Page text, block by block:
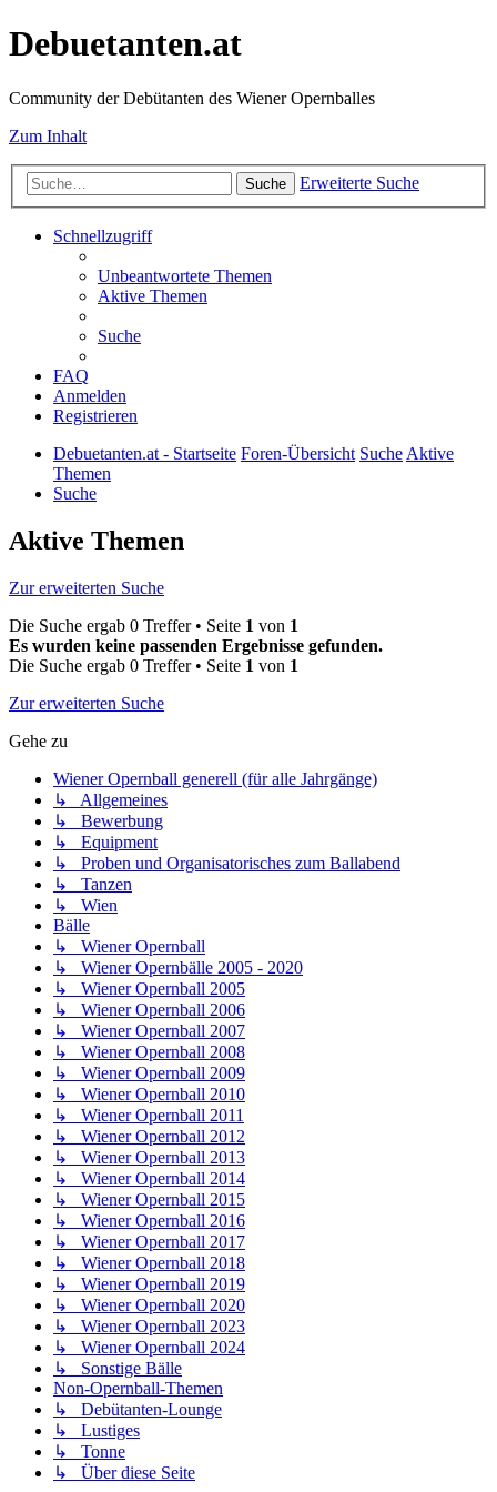
Debuetanten.at
Community der Debütanten des Wiener Opernballes
Zum Inhalt
Suche Erweiterte Suche
Schnellzugriff
Unbeantwortete Themen
Aktive Themen
Suche
FAQ
Anmelden
Registrieren
Debuetanten.at - Startseite Foren-Übersicht SucheAktive
Themen
Suche
Aktive Themen
Zur erweiterten Suche
Die Suche ergab 0 Treffer • Seite 1 von 1
Es wurden keine passenden Ergebnisse gefunden.
Die Suche ergab 0 Treffer • Seite 1 von 1
Zur erweiterten Suche
Gehe zu
Wiener Opernball generell (für alle Jahrgänge)
↳ Allgemeines
↳ Bewerbung
↳ Equipment
↳ Proben und Organisatorisches zum Ballabend
↳ Tanzen
↳ Wien
Bälle
↳ Wiener Opernball
↳ Wiener Opernbälle 2005 - 2020
↳ Wiener Opernball 2005
↳ Wiener Opernball 2006
↳ Wiener Opernball 2007
↳ Wiener Opernball 2008
↳ Wiener Opernball 2009
↳ Wiener Opernball 2010
↳ Wiener Opernball 2011
↳ Wiener Opernball 2012
↳ Wiener Opernball 2013
↳ Wiener Opernball 2014
↳ Wiener Opernball 2015
↳ Wiener Opernball 2016
↳ Wiener Opernball 2017
↳ Wiener Opernball 2018
↳ Wiener Opernball 2019
↳ Wiener Opernball 2020
↳ Wiener Opernball 2023
↳ Wiener Opernball 2024
↳ Sonstige Bälle
Non-Opernball-Themen
↳ Debütanten-Lounge
↳ Lustiges
↳ Tonne
↳ Über diese Seite